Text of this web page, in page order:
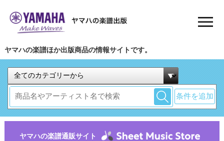
ヤマハの楽譜ほか出版商品の情報サイトです。
条件を追加
ヤマハの楽譜通販サイト